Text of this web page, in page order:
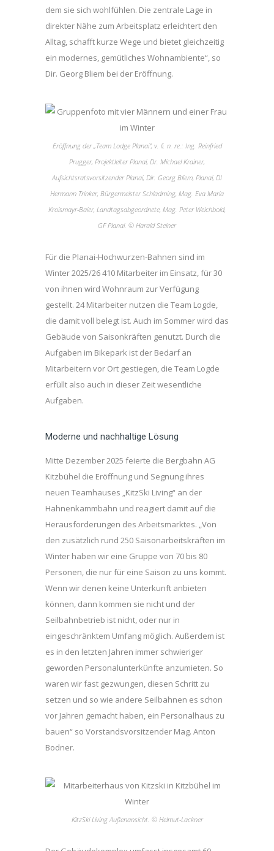
dem sie sich wohlfühlen. Die zentrale Lage in
direkter Nähe zum Arbeitsplatz erleichtert den
Alltag, schafft kurze Wege und bietet gleichzeitig
ein modernes, gemütliches Wohnambiente“, so
Dir. Georg Bliem bei der Eröffnung.
Eröffnung der „Team Lodge Planai“, v. li. n. re.: Ing. Reinfried
Prugger, Projektleiter Planai, Dr. Michael Krainer,
Aufsichtsratsvorsitzender Planai, Dir. Georg Bliem, Planai, DI
Hermann Trinker, Bürgermeister Schladming, Mag. Eva Maria
Kroismayr-Baier, Landtagsabgeordnete, Mag. Peter Weichbold,
GF Planai. © Harald Steiner
Für die Planai-Hochwurzen-Bahnen sind im
Winter 2025/26 410 Mitarbeiter im Einsatz, für 30
von ihnen wird Wohnraum zur Verfügung
gestellt. 24 Mitarbeiter nutzen die Team Logde,
die damit voll belegt ist. Auch im Sommer wird das
Gebäude von Saisonkräften genutzt. Durch die
Aufgaben im Bikepark ist der Bedarf an
Mitarbeitern vor Ort gestiegen, die Team Logde
erfüllt also auch in dieser Zeit wesentliche
Aufgaben.
Moderne und nachhaltige Lösung
Mitte Dezember 2025 feierte die Bergbahn AG
Kitzbühel die Eröffnung und Segnung ihres
neuen Teamhauses „KitzSki Living“ an der
Hahnenkammbahn und reagiert damit auf die
Herausforderungen des Arbeitsmarktes. „Von
den zusätzlich rund 250 Saisonarbeitskräften im
Winter haben wir eine Gruppe von 70 bis 80
Personen, die nur für eine Saison zu uns kommt.
Wenn wir denen keine Unterkunft anbieten
können, dann kommen sie nicht und der
Seilbahnbetrieb ist nicht, oder nur in
eingeschränktem Umfang möglich. Außerdem ist
es in den letzten Jahren immer schwieriger
geworden Personalunterkünfte anzumieten. So
waren wir fast gezwungen, diesen Schritt zu
setzen und so wie andere Seilbahnen es schon
vor Jahren gemacht haben, ein Personalhaus zu
bauen“ so Vorstandsvorsitzender Mag. Anton
Bodner.
KitzSki Living Außenansicht. © Helmut-Lackner